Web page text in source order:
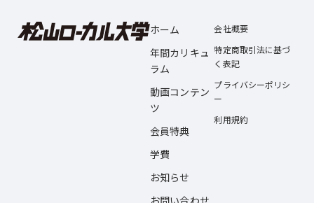
ホーム
年間カリキュ
ラム
動画コンテン
ツ
会員特典
学費
お知らせ
会社概要
特定商取引法に基づ
く表記
プライバシーポリシ
ー
利用規約